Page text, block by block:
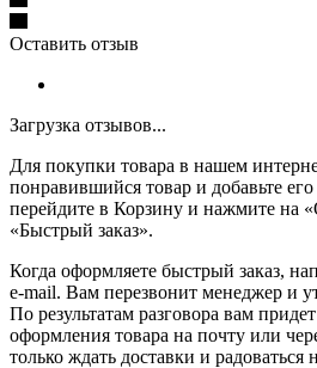
Оставить отзыв
Загрузка отзывов...
Для покупки товара в нашем
понравившийся товар и добавьте
перейдите в Корзину и нажмите на
«Быстрый заказ».
Когда оформляете быстрый заказ,
e-mail. Вам перезвонит менеджер и
По результатам разговора вам
оформления товара на почту или
только ждать доставки и радоваться